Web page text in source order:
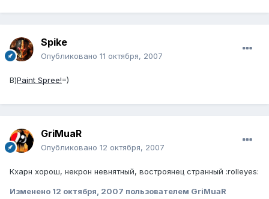
Spike
Опубликовано 11 октября, 2007
В)Paint Spree!=)
GriMuaR
Опубликовано 12 октября, 2007
Кхарн хорош, некрон невнятный, востроянец странный :rolleyes:
Изменено 12 октября, 2007 пользователем GriMuaR